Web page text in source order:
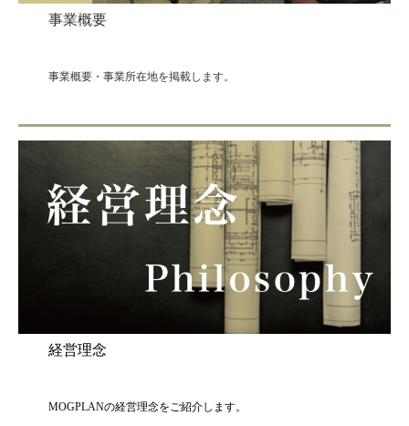
事業概要
事業概要・事業所在地を掲載します。
経営理念
MOGPLANの経営理念をご紹介します。